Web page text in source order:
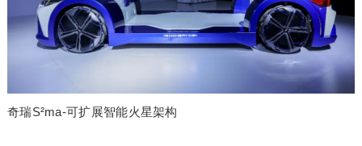
奇瑞S²ma-可扩展智能火星架构